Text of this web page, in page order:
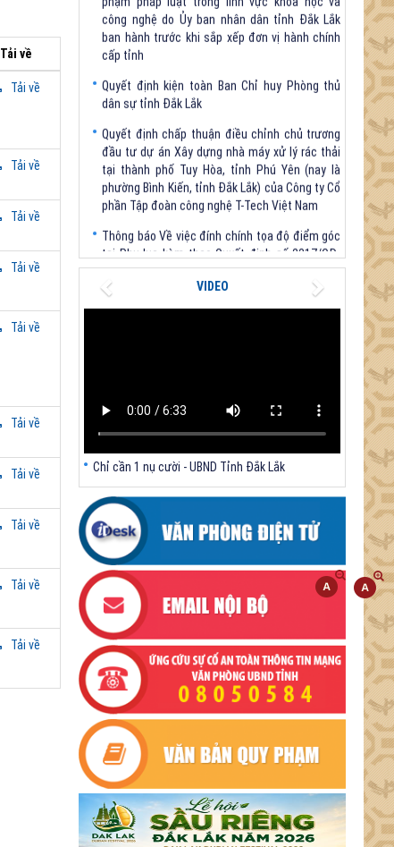
Tải về
Tải về
Tải về
Tải về
Tải về
Tải về
Tải về
Tải về
Tải về
Tải về
Tải về
ban hành trước khi sắp xếp đơn vị hành chính
cấp tỉnh
Quyết định kiện toàn Ban Chỉ huy Phòng thủ
dân sự tỉnh Đắk Lắk
Quyết định chấp thuận điều chỉnh chủ trương
đầu tư dự án Xây dựng nhà máy xử lý rác thải
tại thành phố Tuy Hòa, tỉnh Phú Yên (nay là
phường Bình Kiến, tỉnh Đắk Lắk) của Công ty Cổ
phần Tập đoàn công nghệ T-Tech Việt Nam
Thông báo Về việc đính chính tọa độ điểm góc
tại Phụ lục kèm theo Quyết định số 2317/QĐ-
UBND ngày 21/7/2026 của Chủ tịch UBND tỉnh
V/v triển khai Kết luận Phiên họp lần thứ tư Ban
Chỉ đạo thực hiện mục tiêu tăng trưởng kinh tế
VIDEO
Previous
Chỉ cần 1 nụ cười - UBND Tỉnh Đắk Lắk